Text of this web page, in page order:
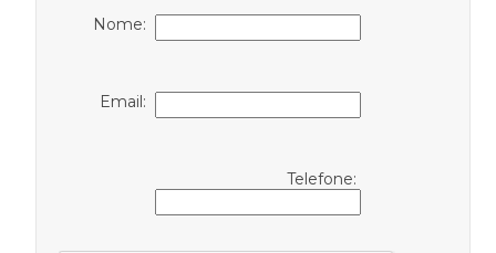
Nome:
Email:
Telefone: